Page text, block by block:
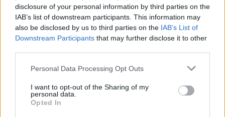
disclosure of your personal information by third parties on the
IAB’s list of downstream participants. This information may
also be disclosed by us to third parties on the IAB’s List of
Downstream Participants that may further disclose it to other
Personal Data Processing Opt Outs
I want to opt-out of the Sharing of my
personal data.
Opted In
Afficher la carte